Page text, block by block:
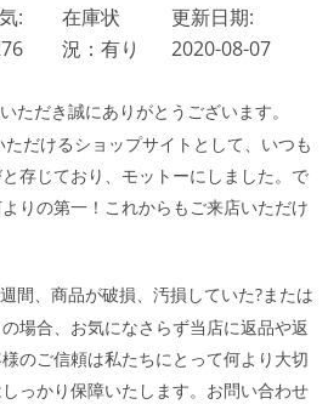
:
在庫状
況：有り
更新日期:
2020-08-07
ただき誠にありがとうございます。
だけるショップサイトとして、いつも
存じており、モットーにしました。で
りの第一！これからもご来店いただけ
間、商品が破損、汚損していた?または
場合、お気になさらず当店に返品や返
のご信頼は私たちにとって何より大切
っかり保障いたします。お問い合わせ